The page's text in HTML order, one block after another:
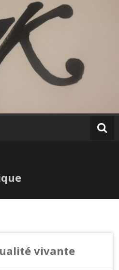
vivante